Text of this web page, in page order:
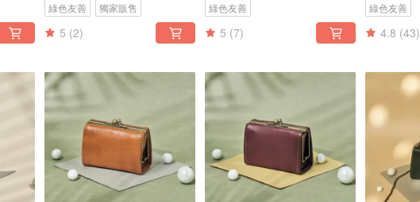
綠色友善 獨家販售
5 (2)
綠色友善
5 (7)
綠色友善
4.8 (43)